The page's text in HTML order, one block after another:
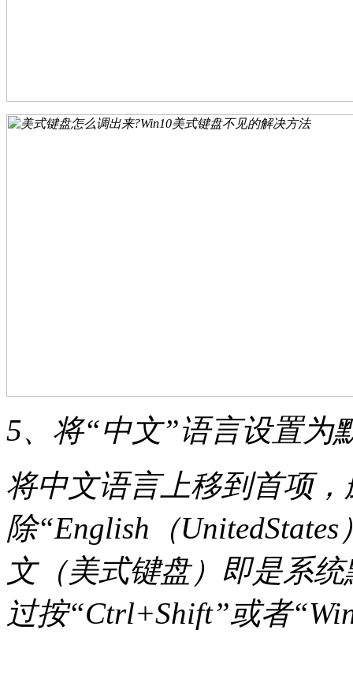
5、将“中文”语言设置为
将中文语言上移到首项，
除“English（
文（美式键盘）即是系
过按“Ctrl+Shift”或者